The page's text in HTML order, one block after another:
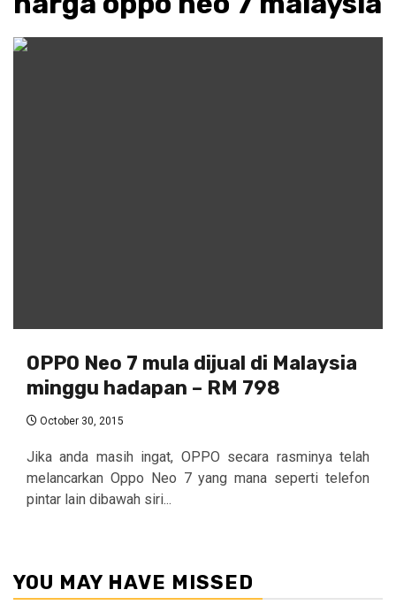
OPPO Neo 7 mula dijual di Malaysia
minggu hadapan – RM 798
October 30, 2015
Jika anda masih ingat, OPPO secara rasminya telah
melancarkan Oppo Neo 7 yang mana seperti telefon
pintar lain dibawah siri...
YOU MAY HAVE MISSED